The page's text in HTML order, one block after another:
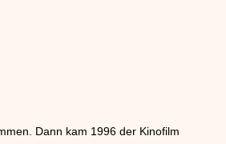
Dann kam 1996 der Kinofilm